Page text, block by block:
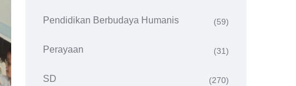
Pendidikan Berbudaya Humanis (59)
Perayaan (31)
SD (270)